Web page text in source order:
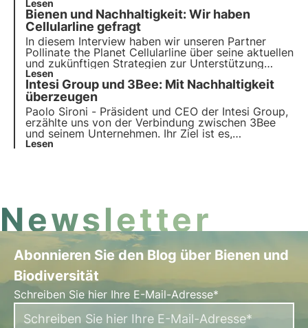
Technologie zur Überwachung von Bienen und
Artenvielfalt entwickelt. Mit über 300
Partnerunternehmen und mehr als 150.000 Kunden
will es sich als führendes Unternehmen im
Umweltschutz etablieren.
Lesen
Bienen und Nachhaltigkeit: Wir haben
Cellularline gefragt
In diesem Interview haben wir unseren Partner
Pollinate the Planet Cellularline über seine aktuellen
und zukünftigen Strategien zur Unterstützung
eines ökologischen Wandels befragt, bei dem das
Unternehmen bereits eine führende Rolle spielt,
angefangen mit dem Projekt zum Schutz der
biologischen Vielfalt mit 3Bee ab 2021
Lesen
Intesi Group und 3Bee: Mit Nachhaltigkeit
überzeugen
Paolo Sironi - Präsident und CEO der Intesi Group,
erzählte uns von der Verbindung zwischen 3Bee
und seinem Unternehmen. Ihr Ziel ist es,
Technologien zur Verringerung der
Lesen
Newsletter
Abonnieren Sie den Blog über Bienen und
Biodiversität
Schreiben Sie hier Ihre E-Mail-Adresse*